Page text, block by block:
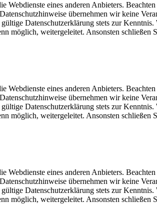
eines anderen Anbieters.
übernehmen wir keine
Datenschutzerklärung stets zur
möglich, weitergeleitet. Ansonsten schließen
eines anderen Anbieters.
übernehmen wir keine
Datenschutzerklärung stets zur
möglich, weitergeleitet. Ansonsten schließen
eines anderen Anbieters.
übernehmen wir keine
Datenschutzerklärung stets zur
möglich, weitergeleitet. Ansonsten schließen